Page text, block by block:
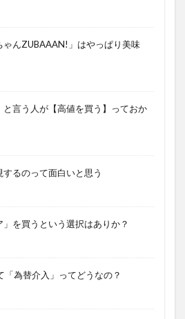
ゃんZUBAAAN!」はやっぱり美味
と言う人が【高値を買う】っておか
るのって面白いと思う
を買うという選択はありか？
「為替介入」ってどうなの？